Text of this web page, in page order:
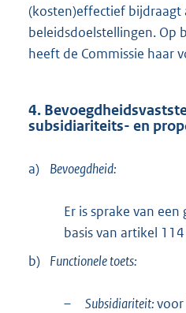
(kosten)effectief bijdraagt
beleidsdoelstellingen. Op
heeft de Commissie haar
4.
subsidiariteits- en
a) Bevoegdheid:
Er is sprake van
basis van artikel 114
b) Functionele toets:
– Subsidiariteit: